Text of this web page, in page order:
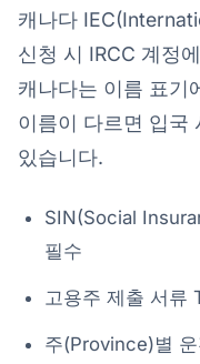
캐나다
신청 시 IRCC 계정
캐나다는 이름 표기
이름이 다르면 입국
있습니다.
SIN(Social
필수
고용주 제출 서류
주(Province)별